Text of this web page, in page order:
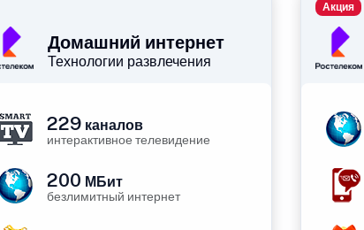
Домашний интернет
Технологии развлечения
229 каналов
интерактивное телевидение
200 МБит
безлимитный интернет
Акция